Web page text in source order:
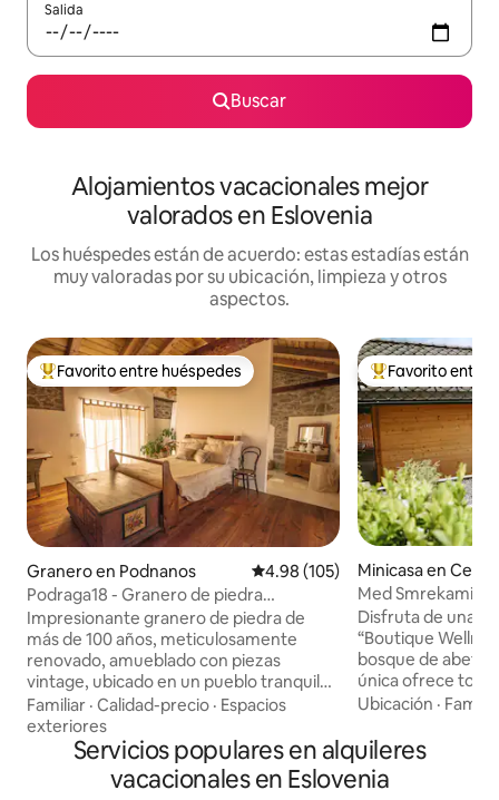
Salida
Buscar
Alojamientos vacacionales mejor
valorados en Eslovenia
Los huéspedes están de acuerdo: estas estadías están
muy valoradas por su ubicación, limpieza y otros
aspectos.
Favorito entre huéspedes preferido
Favorito entre huéspedes
Granero en Podnanos Calificación promedio: 4.98 de
4.98 (105)
Podraga18 - Granero de piedra
patrimonial
Impresionante granero de piedra de
más de 100 años, meticulosamente
renovado, amueblado con piezas
vintage, ubicado en un pueblo tranquilo
en medio de la próxima región vinícola
eslovena. La cocina totalmente
amueblada con todas las comodidades y
el área de la mesa de comedor se
encuentra en la entrada, mientras que
Familiar · Calidad-precio · Espacios
exteriores
Favorito entre
Favorito entre
Minicasa en
njskem
Med Smrekami |
bienestar y spa
Disfruta de una
“Boutique
bosque de
única ofrece total
secciones
un sillón de
proyector para
suite lounge con
Ubicación ·
Servicios populares en alquileres
vacacionales en Eslovenia